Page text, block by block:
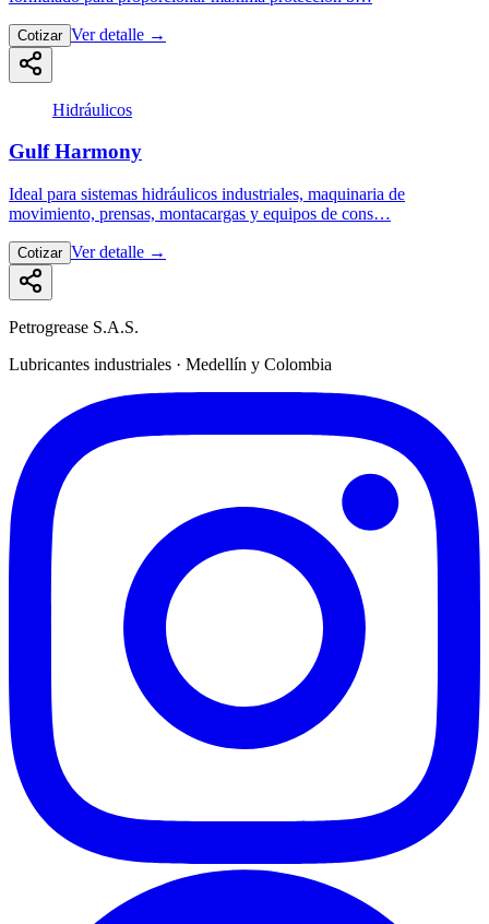
Cotizar Ver detalle →
Hidráulicos
Gulf Harmony
Ideal para sistemas hidráulicos industriales, maquinaria de
movimiento, prensas, montacargas y equipos de cons…
Cotizar Ver detalle →
Petrogrease S.A.S.
Lubricantes industriales · Medellín y Colombia